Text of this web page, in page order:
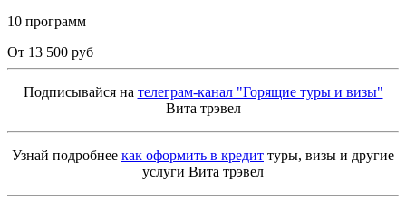
10 программ
От 13 500 руб
Подписывайся на телеграм-канал "Горящие туры и визы"
Вита трэвел
Узнай подробнее как оформить в кредит туры, визы и другие
услуги Вита трэвел